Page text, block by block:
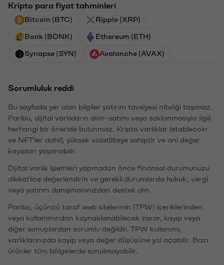
Kripto para fiyat tahminleri
Bitcoin (BTC) Ripple (XRP)
Bonk (BONK) Ethereum (ETH)
Synapse (SYN) Avalanche (AVAX)
Sorumluluk reddi
Bu sayfada yer alan bilgiler yatırım tavsiyesi niteliği taşımaz.
Paribu, dijital varlıkların alım-satımı veya saklanmasıyla ilgili
herhangi bir öneride bulunmaz. Kripto varlıklar (stablecoin
ve NFT'ler dahil), yüksek volatiliteye sahiptir ve ani değer
kayıpları yaşanabilir.
Dijital varlık işlemleri yapmadan önce finansal durumunuzu
dikkatlice değerlendirin ve gerekli durumlarda hukuk, vergi
veya yatırım danışmanınızdan destek alın.
Paribu, üçüncü taraf web sitelerinin (TPW) içeriklerinden
veya kullanımından kaynaklanabilecek zarar, kayıp veya
diğer sonuçlardan sorumlu değildir. TPW kullanımı,
varlıklarınızda kayıp veya değer düşüşüne yol açabilir. Bazı
ürünler tüm bölgelerde sunulmayabilir.